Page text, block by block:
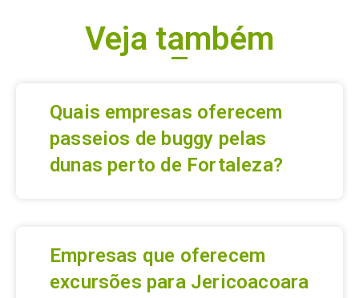
Veja também
Quais empresas oferecem
passeios de buggy pelas
dunas perto de Fortaleza?
Empresas que oferecem
excursões para Jericoacoara